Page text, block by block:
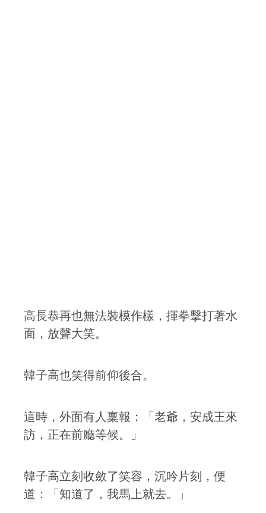
高長恭再也無法裝模作樣，揮拳擊打著水
面，放聲大笑。
韓子高也笑得前仰後合。
這時，外面有人稟報：「老爺，安成王來
訪，正在前廳等候。」
韓子高立刻收斂了笑容，沉吟片刻，便
道：「知道了，我馬上就去。」